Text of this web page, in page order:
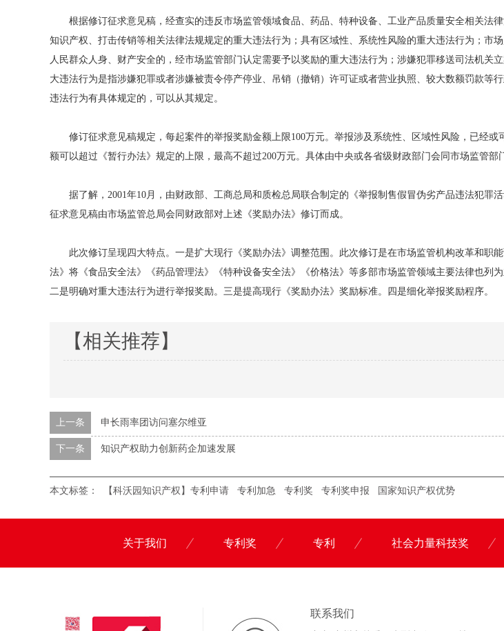
根据修订征求意见稿，经查实的违反市场监管领域食品、药品、特种设备、工业产品质量安全相关法律
知识产权、打击传销等相关法律法规规定的重大违法行为；具有区域性、系统性风险的重大违法行为；市
人民群众人身、财产安全的，经市场监管部门认定需要予以奖励的重大违法行为；涉嫌犯罪移送司法机关
大违法行为是指涉嫌犯罪或者涉嫌被责令停产停业、吊销（撤销）许可证或者营业执照、较大数额罚款等
违法行为有具体规定的，可以从其规定。
修订征求意见稿规定，每起案件的举报奖励金额上限100万元。举报涉及系统性、区域性风险，已经或
额可以超过《暂行办法》规定的上限，最高不超过200万元。具体由中央或各省级财政部门会同市场监管部
据了解，2001年10月，由财政部、工商总局和质检总局联合制定的《举报制售假冒伪劣产品违法犯罪
征求意见稿由市场监管总局会同财政部对上述《奖励办法》修订而成。
此次修订呈现四大特点。一是扩大现行《奖励办法》调整范围。此次修订是在市场监管机构改革和职
法》将《食品安全法》《药品管理法》《特种设备安全法》《价格法》等多部市场监管领域主要法律也列
二是明确对重大违法行为进行举报奖励。三是提高现行《奖励办法》奖励标准。四是细化举报奖励程序。
【相关推荐】
上一条 申长雨率团访问塞尔维亚
下一条 知识产权助力创新药企加速发展
本文标签： 【科沃园知识产权】专利申请 专利加急 专利奖 专利奖申报 国家知识产权优势
关于我们 专利奖 专利 社会力量科技奖
联系我们